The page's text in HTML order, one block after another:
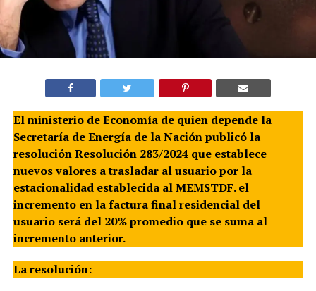
El ministerio de Economía de quien depende la
Secretaría de Energía de la Nación publicó la
resolución Resolución 283/2024 que establece
nuevos valores a trasladar al usuario por la
estacionalidad establecida al MEMSTDF. el
incremento en la factura final residencial del
usuario será del 20% promedio que se suma al
incremento anterior.
La resolución: